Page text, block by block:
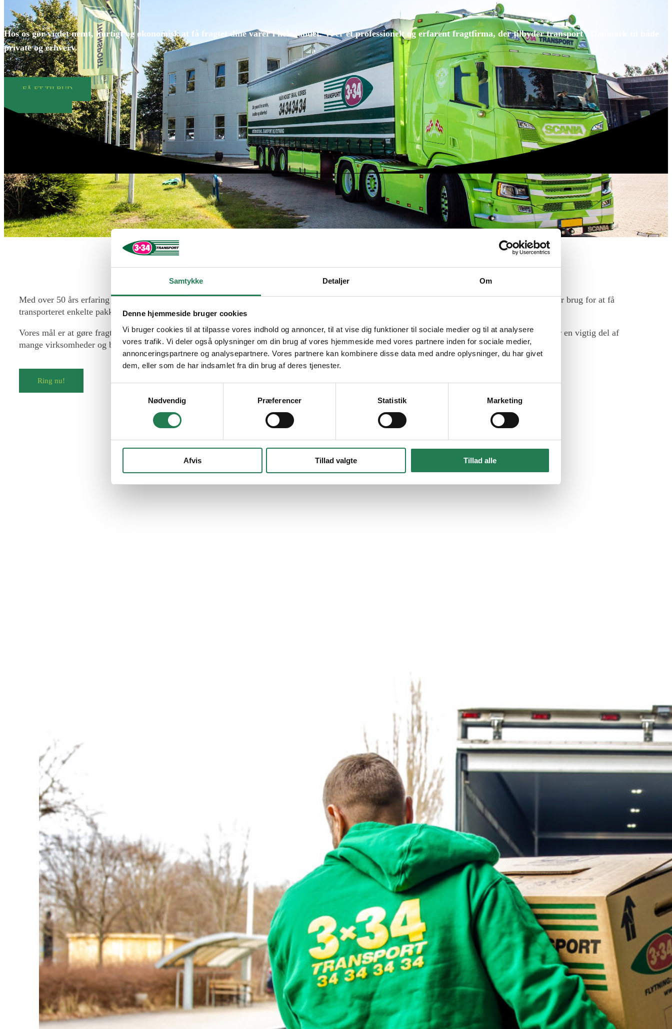
Samtykke Detaljer Om
Denne hjemmeside bruger cookies
Vi bruger cookies til at tilpasse vores indhold og annoncer, til at vise dig funktioner til sociale medier og til at analysere
vores trafik. Vi deler også oplysninger om din brug af vores hjemmeside med vores partnere inden for sociale medier,
annonceringspartnere og analysepartnere. Vores partnere kan kombinere disse data med andre oplysninger, du har givet
dem, eller som de har indsamlet fra din brug af deres tjenester.
Nødvendig
Præferencer Statistik Marketing
Afvis Tillad valgte Tillad alle
Hos os gør vi det nemt, hurtigt og økonomisk at få fragtet dine varer i hele landet. Vi er et professionelt og erfarent fragtfirma, der tilbyder transport i Danmark til både
private og erhverv.
FÅ ET TILBUD
Med over 50 års erfaring som fragtvirksomhed, har vi specialiseret os i at levere fragtløsninger, der passer til dine specifikke behov, uanset om du har brug for at få
transporteret enkelte pakker eller større ting.
Vores mål er at gøre fragten så effektiv og enkel som muligt, både når det gælder planlægning, pris og levering. Vi forstår, at transport og levering er en vigtig del af
mange virksomheder og branchers hverdag. Derfor garanterer vi pålidelige muligheder, hvor du altid kan regne med høj kvalitet og god service.
Ring nu!